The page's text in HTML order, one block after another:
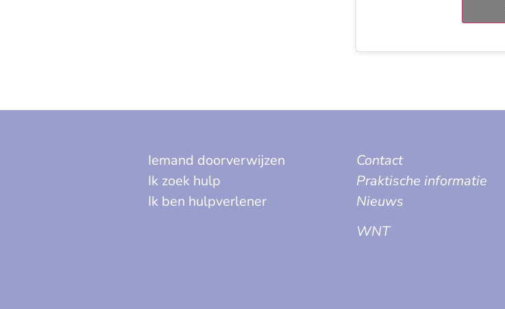
Iemand doorverwijzen
Ik zoek hulp
Ik ben hulpverlener
Contact
Praktische informatie
Nieuws
WNT